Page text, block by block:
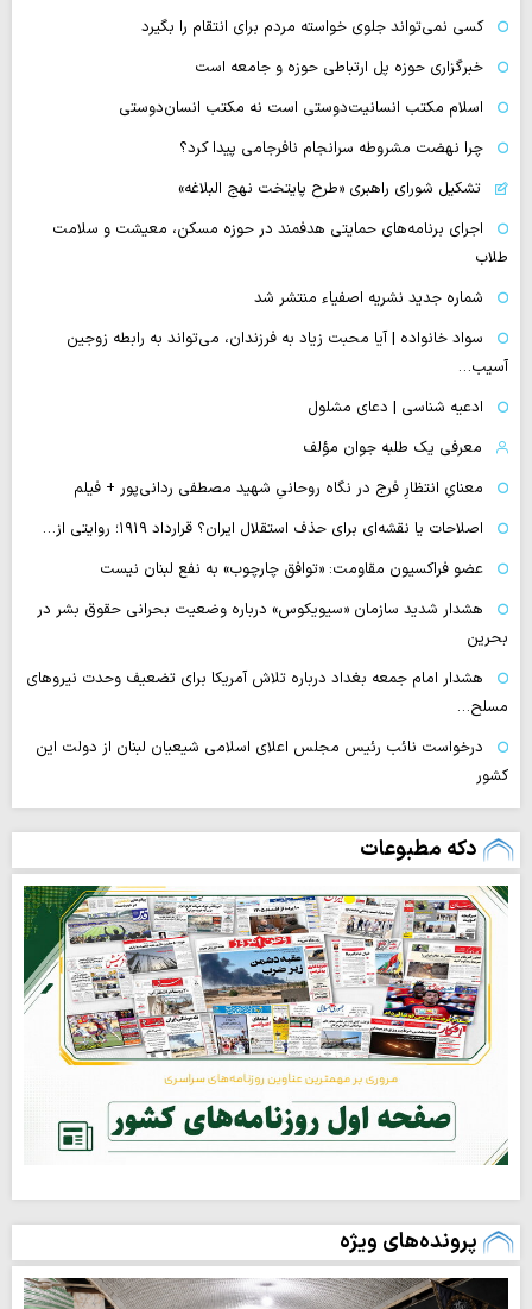
کسی نمی‌تواند جلوی خواسته مردم برای انتقام را بگیرد
خبرگزاری حوزه پل ارتباطی حوزه و جامعه است
اسلام مکتب انسانیت‌دوستی است نه مکتب انسان‌دوستی
چرا نهضت مشروطه سرانجام نافرجامی پیدا کرد؟
تشکیل شورای راهبری «طرح پایتخت نهج البلاغه»
اجرای برنامه‌های حمایتی هدفمند در حوزه مسکن، معیشت و سلامت
طلاب
شماره جدید نشریه اصفیاء منتشر شد
سواد خانواده | آیا محبت زیاد به فرزندان، می‌تواند به رابطه زوجین
آسیب…
ادعیه شناسی | دعای مشلول
معرفی یک طلبه جوان مؤلف
معنایِ انتظارِ فرج در نگاه روحانیِ شهید مصطفی ردانی‌پور + فیلم
اصلاحات یا نقشه‌ای برای حذف استقلال ایران؟ قرارداد ۱۹۱۹؛ روایتی از…
عضو فراکسیون مقاومت: «توافق چارچوب» به نفع لبنان نیست
هشدار شدید سازمان «سیویکوس» درباره وضعیت بحرانی حقوق بشر در
بحرین
هشدار امام جمعه بغداد درباره تلاش آمریکا برای تضعیف وحدت نیروهای
مسلح…
درخواست نائب رئیس مجلس اعلای اسلامی شیعیان لبنان از دولت این
کشور
دکه مطبوعات
پرونده‌های ویژه